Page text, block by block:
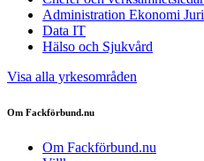
Administration Ekonomi
Data IT
Hälso och Sjukvård
Visa alla yrkesområden
Om Fackförbund.nu
Om Fackförbund.nu